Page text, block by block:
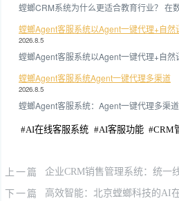
螳螂CRM系统为什么更适合教育行业？ 在
螳螂Agent客服系统以Agent一键代理+自
2026.8.5
螳螂Agent客服系统以Agent一键代理+自然
螳螂Agent客服系统Agent一键代理多渠道
2026.8.5
螳螂Agent客服系统：Agent一键代理多渠
#AI在线客服系统 #AI客服功能 #CRM
上一篇 企业CRM销售管理系统：统一
下一篇 高效智能：北京螳螂科技的AI